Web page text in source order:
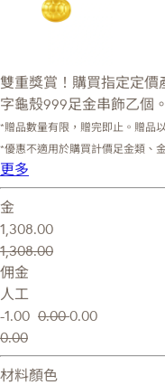
雙重獎賞！購買指定定價
字龜殼999足金串飾乙個。
*贈品數量有限，贈完即止。贈品
*優惠不適用於購買計價足金類、
更多
金
1,308.00
1,308.00
佣金
人工
-1.00 0.000.00
0.00
材料顏色